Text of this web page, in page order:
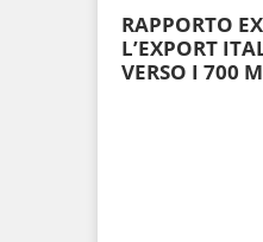
RAPPORTO
L’EXPORT
VERSO I 700